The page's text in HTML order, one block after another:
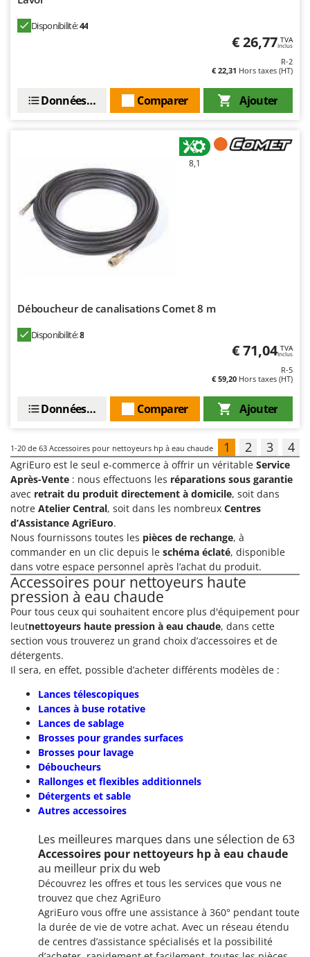
Disponibilité:44
€ 26,77 TVA
Inclus
R-2
€ 22,31 Hors taxes (HT)
Ajouter
Comparer
Données techniques
8,1
Déboucheur de canalisations Comet 8 m
Disponibilité:8
€ 71,04 TVA
Inclus
R-5
€ 59,20 Hors taxes (HT)
Ajouter
Comparer
Données techniques
1-20 de 63 Accessoires pour nettoyeurs hp à eau chaude 1 2 3 4
AgriEuro est le seul e-commerce à offrir un véritable Service
Après-Vente : nous effectuons les réparations sous garantie
avec retrait du produit directement à domicile, soit dans
notre Atelier Central, soit dans les nombreux Centres
d’Assistance AgriEuro.
Nous fournissons toutes les pièces de rechange, à
commander en un clic depuis le schéma éclaté, disponible
dans votre espace personnel après l’achat du produit.
Accessoires pour nettoyeurs haute
pression à eau chaude
Pour tous ceux qui souhaitent encore plus d'équipement pour
leutnettoyeurs haute pression à eau chaude, dans cette
section vous trouverez un grand choix d’accessoires et de
détergents.
Il sera, en effet, possible d’acheter différents modèles de :
Lances télescopiques
Lances à buse rotative
Lances de sablage
Brosses pour grandes surfaces
Brosses pour lavage
Déboucheurs
Rallonges et flexibles additionnels
Détergents et sable
Autres accessoires
Les meilleures marques dans une sélection de 63
Accessoires pour nettoyeurs hp à eau chaude
au meilleur prix du web
Découvrez les offres et tous les services que vous ne
trouvez que chez AgriEuro
AgriEuro vous offre une assistance à 360° pendant toute
la durée de vie de votre achat. Avec un réseau étendu
de centres d’assistance spécialisés et la possibilité